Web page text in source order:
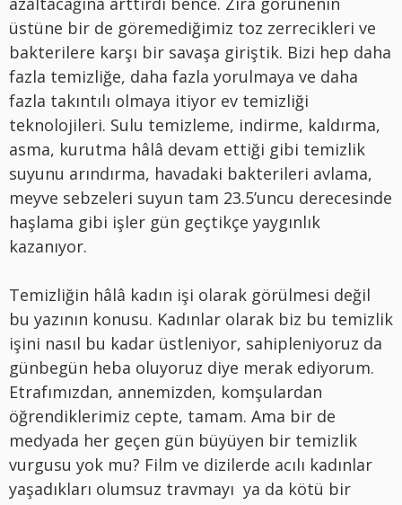
üstüne bir de göremediğimiz toz zerrecikleri ve
bakterilere karşı bir savaşa giriştik. Bizi hep daha
fazla temizliğe, daha fazla yorulmaya ve daha
fazla takıntılı olmaya itiyor ev temizliği
teknolojileri. Sulu temizleme, indirme, kaldırma,
asma, kurutma hâlâ devam ettiği gibi temizlik
suyunu arındırma, havadaki bakterileri avlama,
meyve sebzeleri suyun tam 23.5’uncu derecesinde
haşlama gibi işler gün geçtikçe yaygınlık
kazanıyor.
Temizliğin hâlâ kadın işi olarak görülmesi değil
bu yazının konusu. Kadınlar olarak biz bu temizlik
işini nasıl bu kadar üstleniyor, sahipleniyoruz da
günbegün heba oluyoruz diye merak ediyorum.
Etrafımızdan, annemizden, komşulardan
öğrendiklerimiz cepte, tamam. Ama bir de
medyada her geçen gün büyüyen bir temizlik
vurgusu yok mu? Film ve dizilerde acılı kadınlar
yaşadıkları olumsuz travmayı ya da kötü bir